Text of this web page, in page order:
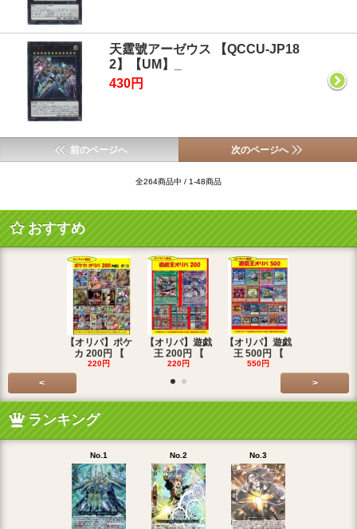
天霆號アーゼウス 【QCCU-JP18
2】【UM】_
430円
前のページへ 次のページへ
全264商品中 / 1-48商品
おすすめ
【オリパ】ポケ
カ 200円 【
220円
【オリパ】遊戯
王 200円 【
220円
【オリパ】遊戯
王 500円 【
550円
< >
ランキング
No.1 No.2 No.3